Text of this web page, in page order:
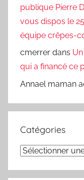
publique Pierre
vous dispos le
équipe crêpes-
cmerrer dans
qui a financé ce
Annael maman
Catégories
Catégories